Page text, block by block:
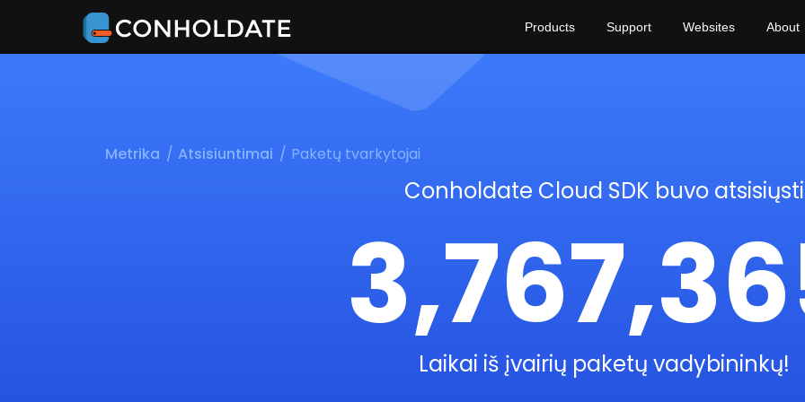
Products Support Websites About
Metrika Atsisiuntimai Paketų tvarkytojai
Conholdate Cloud SDK buvo atsisiųsti
Laikai iš įvairių paketų vadybininkų!